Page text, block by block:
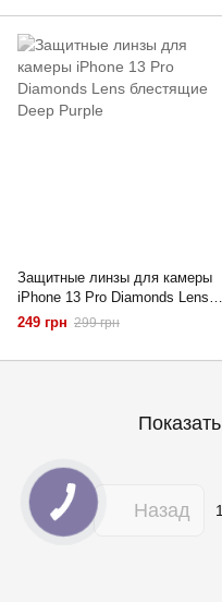
Защитные линзы для камеры
iPhone 13 Pro Diamonds Lens
блестящие Deep Purple
249 грн 299 грн
Назад